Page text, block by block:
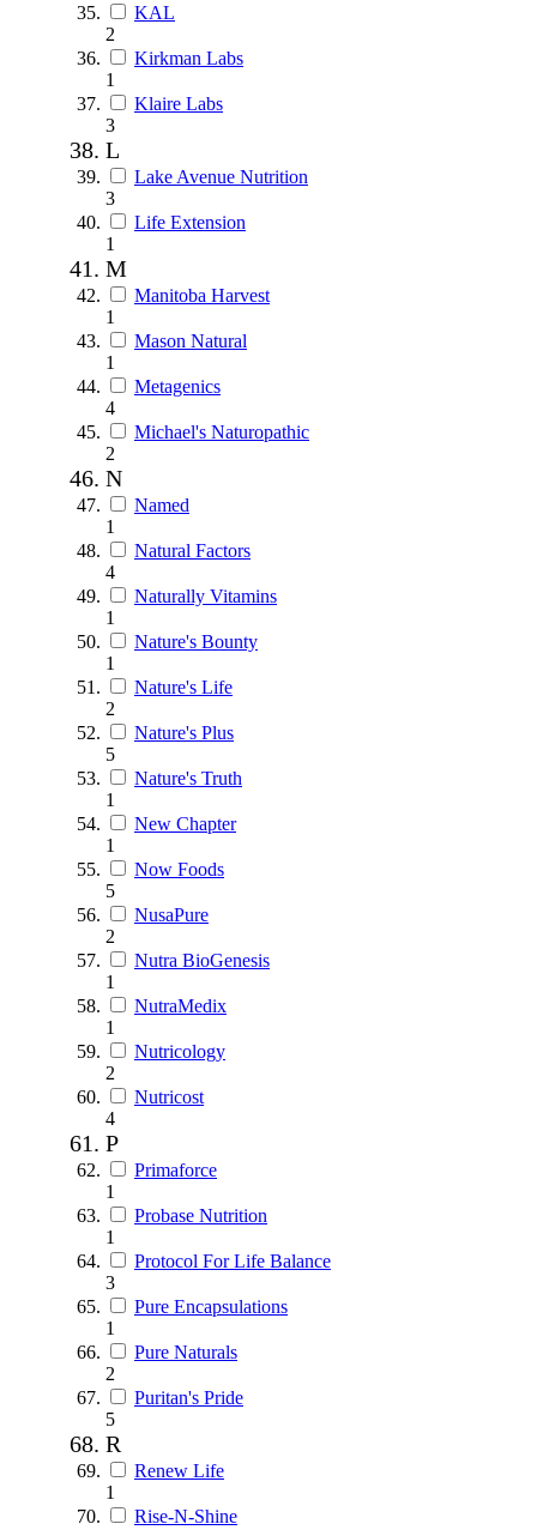
KAL
2
Kirkman Labs
1
Klaire Labs
3
L
Lake Avenue Nutrition
3
Life Extension
1
M
Manitoba Harvest
1
Mason Natural
1
Metagenics
4
Michael's Naturopathic
2
N
Named
1
Natural Factors
4
Naturally Vitamins
1
Nature's Bounty
1
Nature's Life
2
Nature's Plus
5
Nature's Truth
1
New Chapter
1
Now Foods
5
NusaPure
2
Nutra BioGenesis
1
NutraMedix
1
Nutricology
2
Nutricost
4
P
Primaforce
1
Probase Nutrition
1
Protocol For Life Balance
3
Pure Encapsulations
1
Pure Naturals
2
Puritan's Pride
5
R
Renew Life
1
Rise-N-Shine